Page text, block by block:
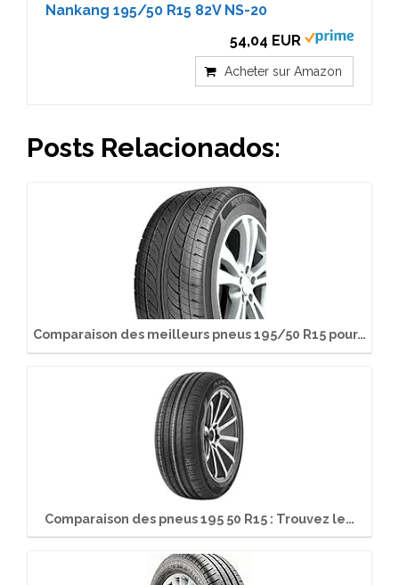
Nankang 195/50 R15 82V NS-20
54,04 EUR
Acheter sur Amazon
Posts Relacionados:
Comparaison des meilleurs pneus 195/50 R15 pour…
Comparaison des pneus 195 50 R15 : Trouvez le…